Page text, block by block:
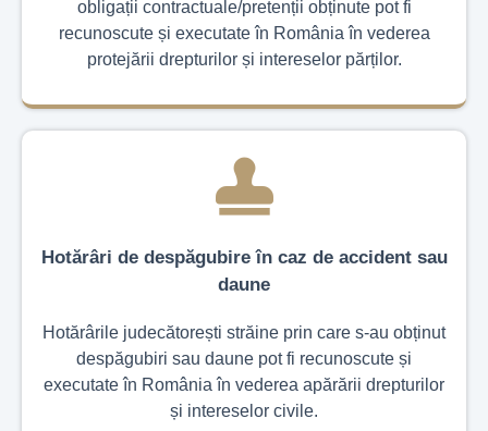
obligații contractuale/pretenții obținute pot fi
recunoscute și executate în România în vederea
protejării drepturilor și intereselor părților.
Hotărâri de despăgubire în caz de accident sau
daune
Hotărârile judecătorești străine prin care s-au obținut
despăgubiri sau daune pot fi recunoscute și
executate în România în vederea apărării drepturilor
și intereselor civile.